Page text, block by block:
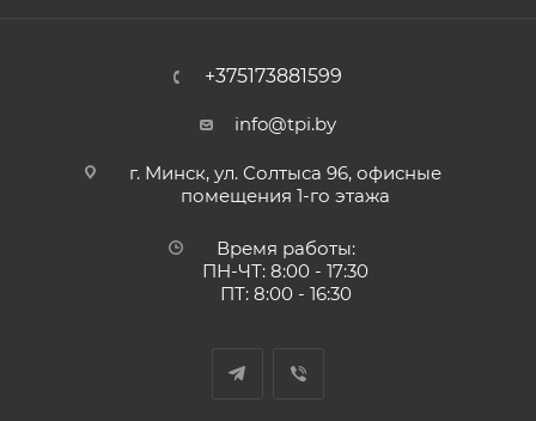
+375173881599
info@tpi.by
г. Минск, ул. Солтыса 96, офисные
помещения 1-го этажа
Время работы:
ПН-ЧТ: 8:00 - 17:30
ПТ: 8:00 - 16:30